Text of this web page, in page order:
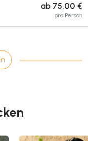
ab 75,00 €
pro Person